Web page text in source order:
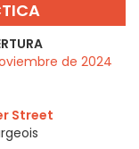
de 2024
Street